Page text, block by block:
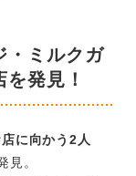
・ミルクガ
発見！
に向かう2人
見。